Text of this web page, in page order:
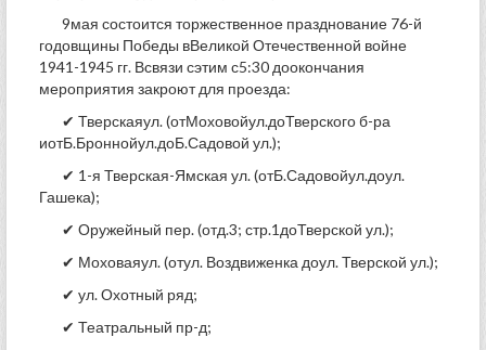
9мая состоится торжественное празднование 76-й
годовщины Победы вВеликой Отечественной войне
1941-1945 гг. Всвязи сэтим с5:30 доокончания
мероприятия закроют для проезда:
✔ Тверскаяул. (отМоховойул.доТверского б-ра
иотБ.Броннойул.доБ.Садовой ул.);
✔ 1-я Тверская-Ямская ул. (отБ.Садовойул.доул.
Гашека);
✔ Оружейный пер. (отд.3; стр.1доТверской ул.);
✔ Моховаяул. (отул. Воздвиженка доул. Тверской ул.);
✔ ул. Охотный ряд;
✔ Театральный пр-д;